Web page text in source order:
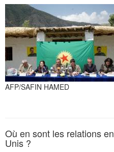
AFP/SAFIN HAMED
Où en sont les relations
Unis ?